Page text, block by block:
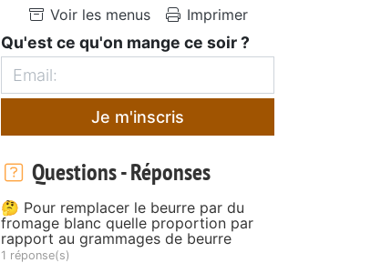
Voir les menus
Imprimer
Qu'est ce qu'on mange ce soir ?
Je m'inscris
Questions - Réponses
🤔 Pour remplacer le beurre par du
fromage blanc quelle proportion par
rapport au grammages de beurre
1 réponse(s)